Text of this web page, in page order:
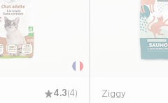
4.3(4) Ziggy